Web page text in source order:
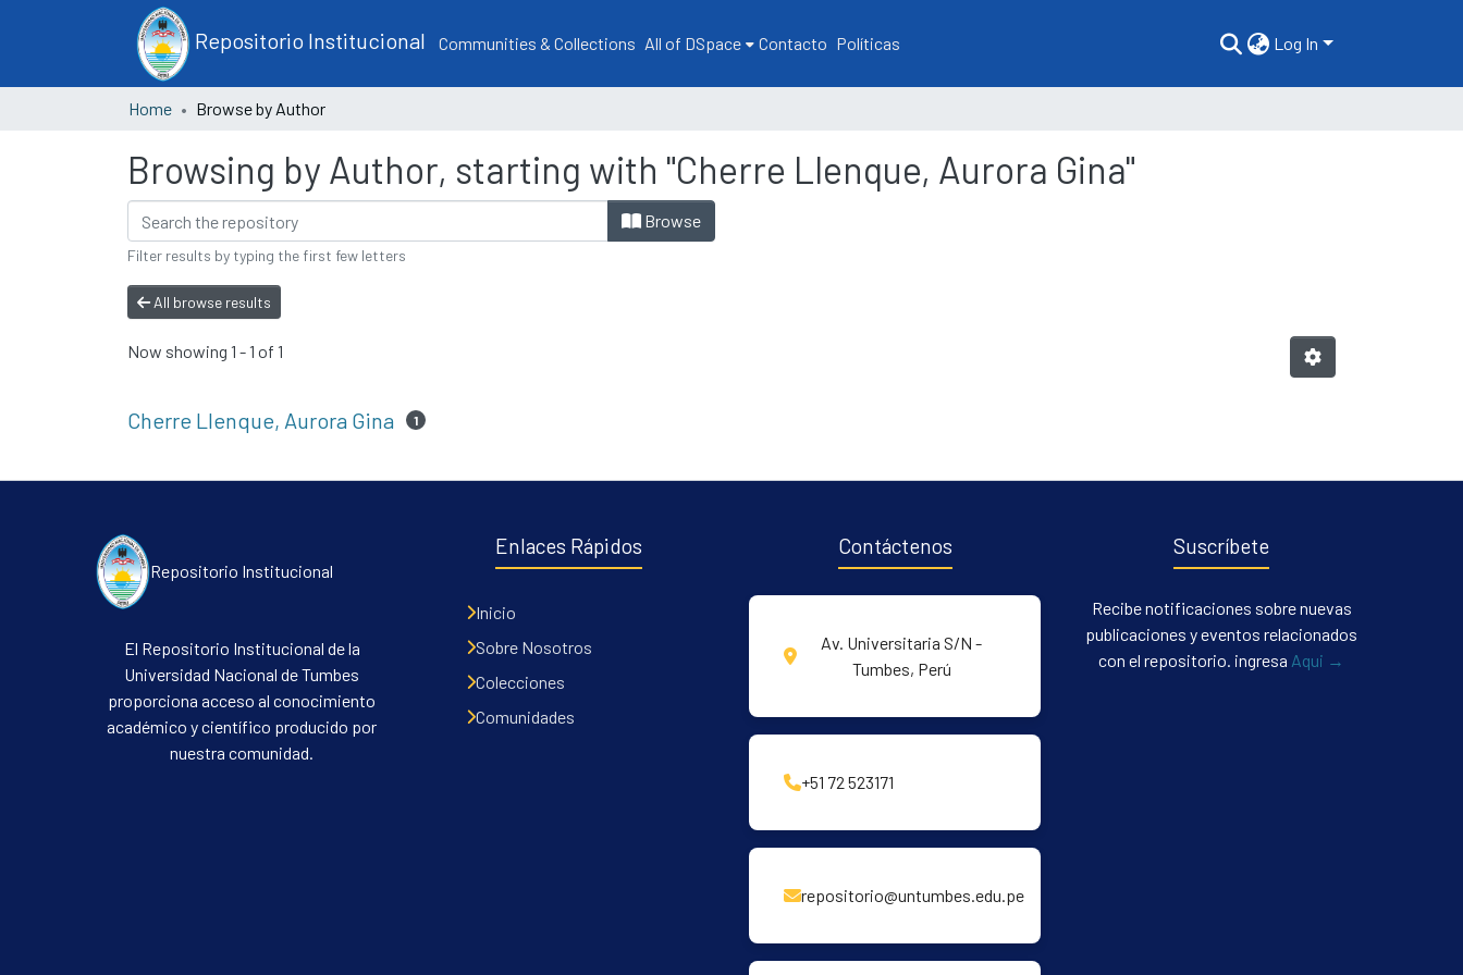
Repositorio Institucional Communities & Collections All of DSpace Contacto Políticas Log In
Home Browse by Author
Browsing by Author, starting with "Cherre Llenque, Aurora Gina"
Browse
Filter results by typing the first few letters
All browse results
Now showing 1 - 1 of 1
Cherre Llenque, Aurora Gina 1
Repositorio Institucional
El Repositorio Institucional de la
Universidad Nacional de Tumbes
proporciona acceso al conocimiento
académico y científico producido por
nuestra comunidad.
Enlaces Rápidos
Inicio
Sobre Nosotros
Colecciones
Comunidades
Contáctenos
Av. Universitaria S/N -
Tumbes, Perú
+51 72 523171
repositorio@untumbes.edu.pe
Suscríbete
Recibe notificaciones sobre nuevas
publicaciones y eventos relacionados
con el repositorio. ingresa Aqui →